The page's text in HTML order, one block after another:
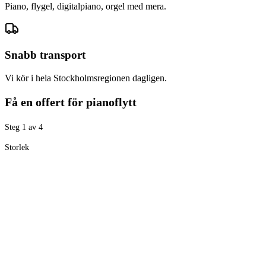
Piano, flygel, digitalpiano, orgel med mera.
Snabb transport
Vi kör i hela Stockholmsregionen dagligen.
Få en offert för pianoflytt
Steg 1 av 4
Storlek